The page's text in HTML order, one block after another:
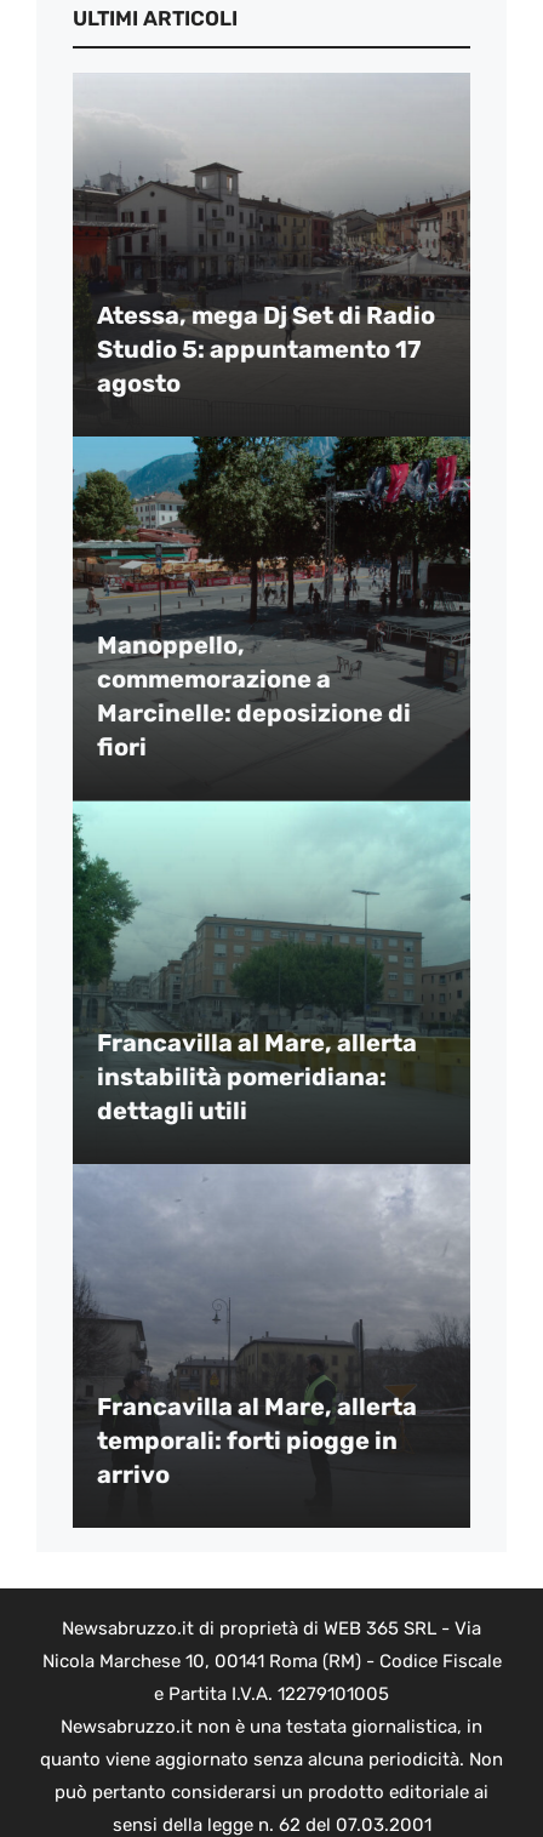
ULTIMI ARTICOLI
Atessa, mega Dj Set di Radio
Studio 5: appuntamento 17
agosto
Manoppello,
commemorazione a
Marcinelle: deposizione di
fiori
Francavilla al Mare, allerta
instabilità pomeridiana:
dettagli utili
Francavilla al Mare, allerta
temporali: forti piogge in
arrivo
Newsabruzzo.it di proprietà di WEB 365 SRL - Via
Nicola Marchese 10, 00141 Roma (RM) - Codice Fiscale
e Partita I.V.A. 12279101005
Newsabruzzo.it non è una testata giornalistica, in
quanto viene aggiornato senza alcuna periodicità. Non
può pertanto considerarsi un prodotto editoriale ai
sensi della legge n. 62 del 07.03.2001